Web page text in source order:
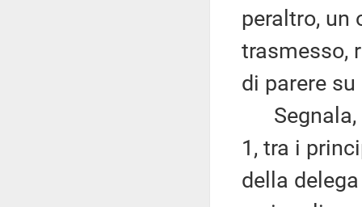
peraltro, un
trasmesso,
di parere
Segnala,
1, tra i
della